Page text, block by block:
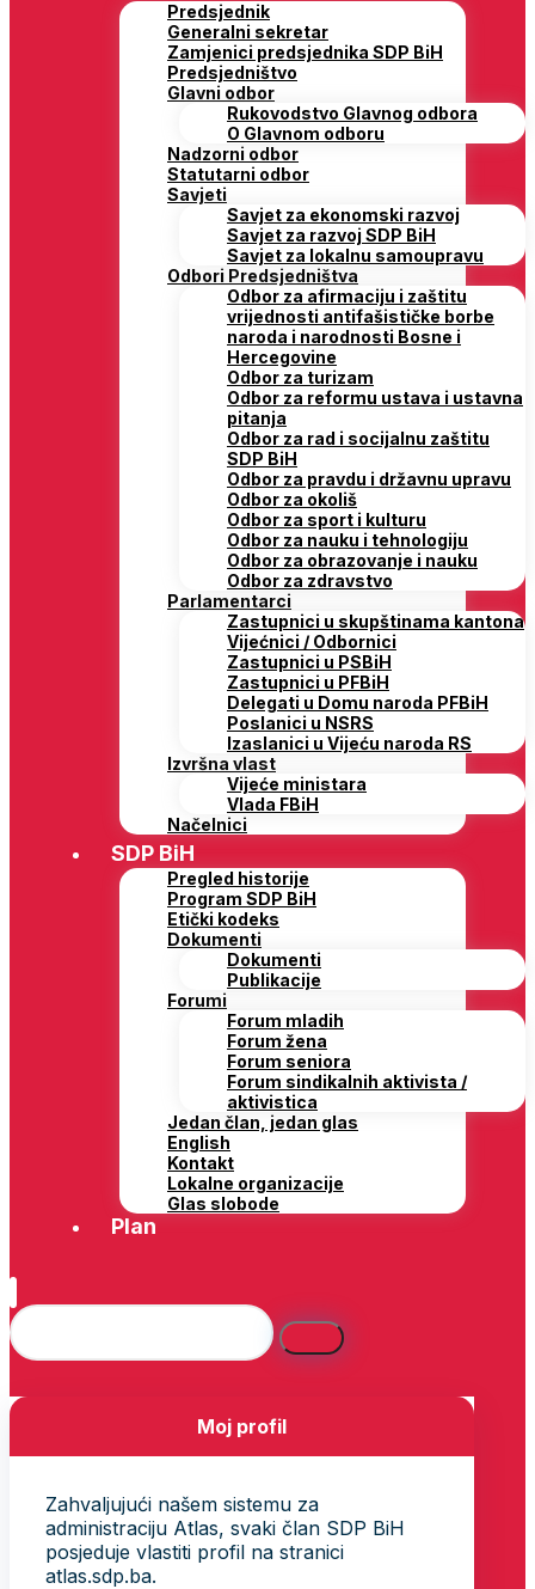
Predsjednik
Generalni sekretar
Zamjenici predsjednika SDP BiH
Predsjedništvo
Glavni odbor
Rukovodstvo Glavnog odbora
O Glavnom odboru
Nadzorni odbor
Statutarni odbor
Savjeti
Savjet za ekonomski razvoj
Savjet za razvoj SDP BiH
Savjet za lokalnu samoupravu
Odbori Predsjedništva
Odbor za afirmaciju i zaštitu
vrijednosti antifašističke borbe
naroda i narodnosti Bosne i
Hercegovine
Odbor za turizam
Odbor za reformu ustava i ustavna
pitanja
Odbor za rad i socijalnu zaštitu
SDP BiH
Odbor za pravdu i državnu upravu
Odbor za okoliš
Odbor za sport i kulturu
Odbor za nauku i tehnologiju
Odbor za obrazovanje i nauku
Odbor za zdravstvo
Parlamentarci
Zastupnici u skupštinama kantona
Vijećnici / Odbornici
Zastupnici u PSBiH
Zastupnici u PFBiH
Delegati u Domu naroda PFBiH
Poslanici u NSRS
Izaslanici u Vijeću naroda RS
Izvršna vlast
Vijeće ministara
Vlada FBiH
Načelnici
SDP BiH
Pregled historije
Program SDP BiH
Etički kodeks
Dokumenti
Dokumenti
Publikacije
Forumi
Forum mladih
Forum žena
Forum seniora
Forum sindikalnih aktivista /
aktivistica
Jedan član, jedan glas
English
Kontakt
Lokalne organizacije
Glas slobode
Plan
Moj profil
Zahvaljujući našem sistemu za
administraciju Atlas, svaki član SDP BiH
posjeduje vlastiti profil na stranici
atlas.sdp.ba.